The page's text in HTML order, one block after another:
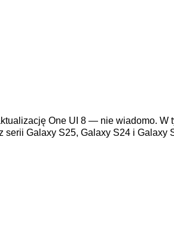
One UI 8 — nie wiadomo. W
serii Galaxy S25, Galaxy S24 i Galaxy